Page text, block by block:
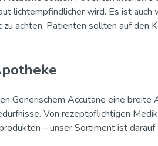
lichtempfindlicher wird. Es ist auch
achten. Patienten sollten auf den
Generischem Accutane eine breite
Von rezeptpflichtigen
– unser Sortiment ist darauf